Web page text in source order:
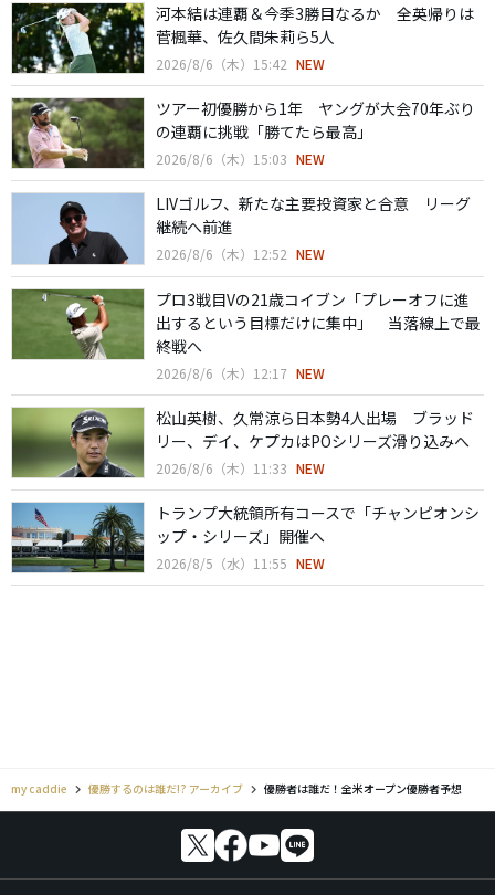
河本結は連覇＆今季3勝目なるか 全英帰りは
菅楓華、佐久間朱莉ら5人
2026/8/6（木）15:42 NEW
ツアー初優勝から1年 ヤングが大会70年ぶり
の連覇に挑戦「勝てたら最高」
2026/8/6（木）15:03 NEW
LIVゴルフ、新たな主要投資家と合意 リーグ
継続へ前進
2026/8/6（木）12:52 NEW
プロ3戦目Vの21歳コイブン「プレーオフに進
出するという目標だけに集中」 当落線上で最
終戦へ
2026/8/6（木）12:17 NEW
松山英樹、久常涼ら日本勢4人出場 ブラッド
リー、デイ、ケプカはPOシリーズ滑り込みへ
2026/8/6（木）11:33 NEW
トランプ大統領所有コースで「チャンピオンシ
ップ・シリーズ」開催へ
2026/8/5（水）11:55 NEW
my caddie 優勝するのは誰だ!? アーカイブ 優勝者は誰だ！全米オープン優勝者予想